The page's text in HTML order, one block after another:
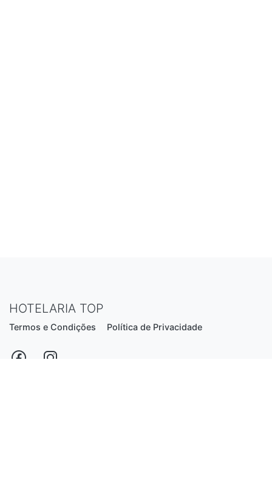
HOTELARIA TOP
Termos e Condições Política de Privacidade